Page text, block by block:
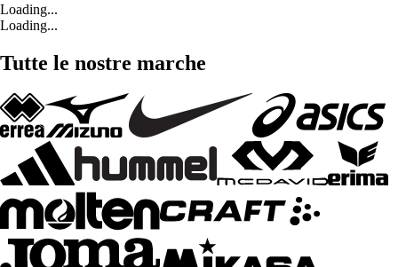
Loading...
Loading...
Tutte le nostre marche